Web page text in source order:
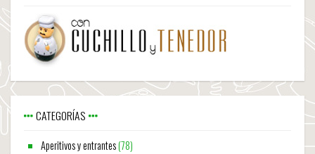
CATEGORÍAS
Aperitivos y entrantes(78)